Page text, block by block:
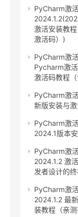
PyCharm激
激活安装教
激活码）)
PyCharm激
Pycharm激
激活码教程
PyCharm激
新版安装与
PyCharm激
2024.1版本
PyCharm激
2024.1.2 激
发者设计的
PyCharm激
2024.1.2 最
装教程（亲